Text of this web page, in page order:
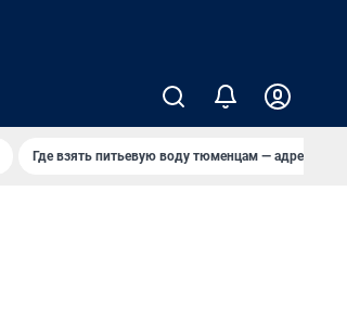
Где взять питьевую воду тюменцам — адреса